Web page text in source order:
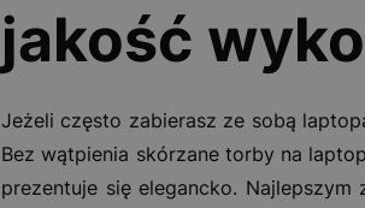
jakość
Jeżeli często zabierasz ze sobą
Bez wątpienia skórzane torby na
prezentuje się elegancko.